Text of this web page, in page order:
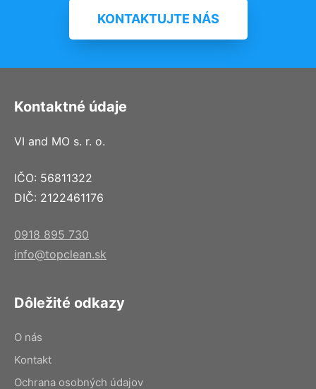
KONTAKTUJTE NÁS
Kontaktné údaje
VI and MO s. r. o.
IČO: 56811322
DIČ: 2122461176
0918 895 730
info@topclean.sk
Dôležité odkazy
O nás
Kontakt
Ochrana osobných údajov